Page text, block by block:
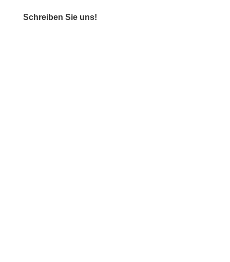
Schreiben Sie uns!